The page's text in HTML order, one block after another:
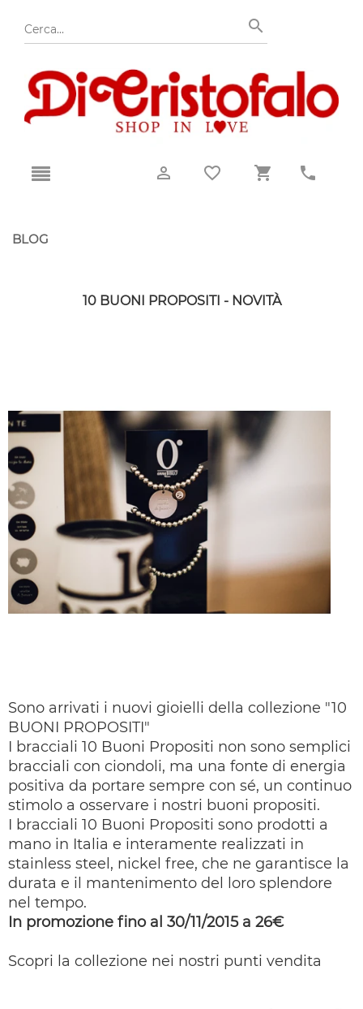
BLOG
10 BUONI PROPOSITI - NOVITÀ
Sono arrivati i nuovi gioielli della collezione "10
BUONI PROPOSITI"
I bracciali 10 Buoni Propositi non sono semplici
bracciali con ciondoli, ma una fonte di energia
positiva da portare sempre con sé, un continuo
stimolo a osservare i nostri buoni propositi.
I bracciali 10 Buoni Propositi sono prodotti a
mano in Italia e interamente realizzati in
stainless steel, nickel free, che ne garantisce la
durata e il mantenimento del loro splendore
nel tempo.
In promozione fino al 30/11/2015 a 26€
Scopri la collezione nei nostri punti vendita